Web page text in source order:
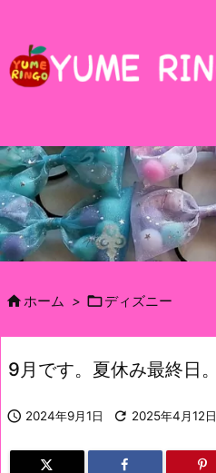
ホーム > ディズニー
9月です。夏休み最終日。
 2024年9月1日  2025年4月12日